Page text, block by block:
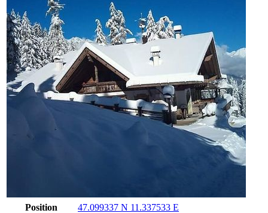
Position
47.099337 N 11.337533 E